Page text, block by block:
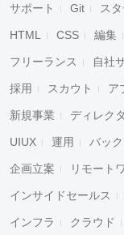
サポート Git ス
HTML CSS 編集
フリーランス 自社
採用 スカウト ア
新規事業 ディレク
UIUX 運用 バッ
企画立案 リモート
インサイドセールス
インフラ クラウド